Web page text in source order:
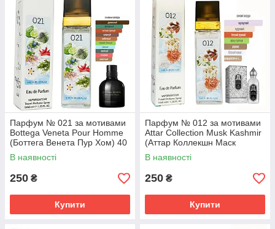
Парфум № 021 за мотивами
Bottega Veneta Pour Homme
(Боттега Венета Пур Хом) 40
мл
В наявності
250 ₴
Купити
Парфум № 012 за мотивами
Attar Collection Musk Kashmir
(Аттар Коллекшн Маск
Кашемир) 40 мл
В наявності
250 ₴
Купити